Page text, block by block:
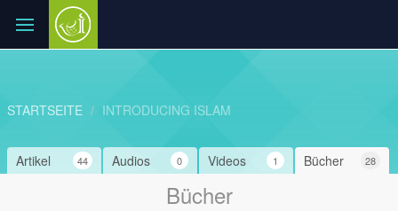
STARTSEITE INTRODUCING ISLAM
Bücher 28
Videos 1
Audios 0
Artikel 44
Bücher